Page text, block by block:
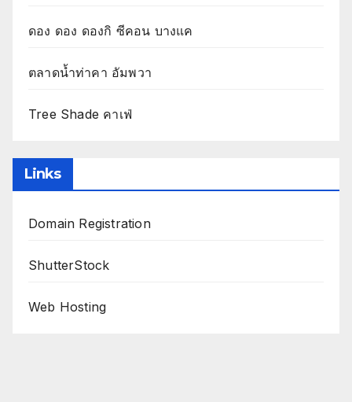
ดอง ดอง ดองกิ ซีคอน บางแค
ตลาดน้ำท่าคา อัมพวา
Tree Shade คาเฟ่
Links
Domain Registration
ShutterStock
Web Hosting